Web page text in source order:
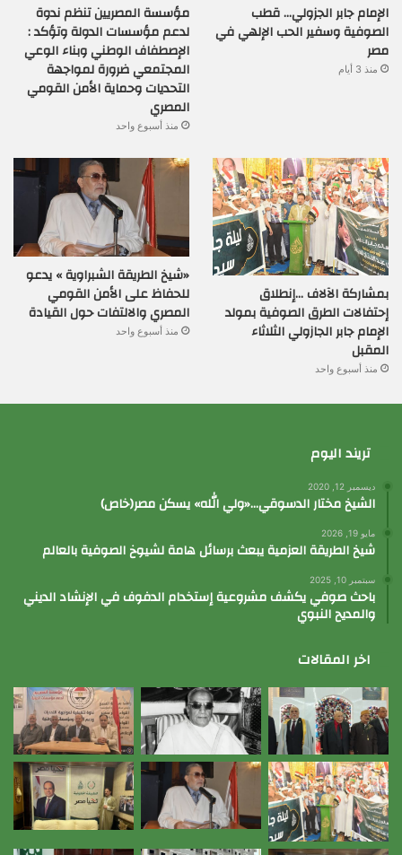
الإمام جابر الجزولي… قطب
الصوفية وسفير الحب الإلهي في
مصر
منذ 3 أيام
مؤسسة المصريين تنظم ندوة
لدعم مؤسسات الدولة وتؤكد :
الإصطفاف الوطني وبناء الوعي
المجتمعي ضرورة لمواجهة
التحديات وحماية الأمن القومي
المصري
منذ أسبوع واحد
بمشاركة الآلاف …إنطلاق
إحتفالات الطرق الصوفية بمولد
الإمام جابر الجازولي الثلاثاء
المقبل
منذ أسبوع واحد
«شيخ الطريقة الشبراوية » يدعو
للحفاظ على الأمن القومي
المصري والالتفات حول القيادة
منذ أسبوع واحد
تريند اليوم
ديسمبر 12, 2020
الشيخ مختار الدسوقي…«ولي الله» يسكن مصر(خاص)
مايو 19, 2026
شيخ الطريقة العزمية يبعث برسائل هامة لشيوخ الصوفية بالعالم
سبتمبر 10, 2025
باحث صوفي يكشف مشروعية إستخدام الدفوف في الإنشاد الديني
والمديح النبوي
اخر المقالات